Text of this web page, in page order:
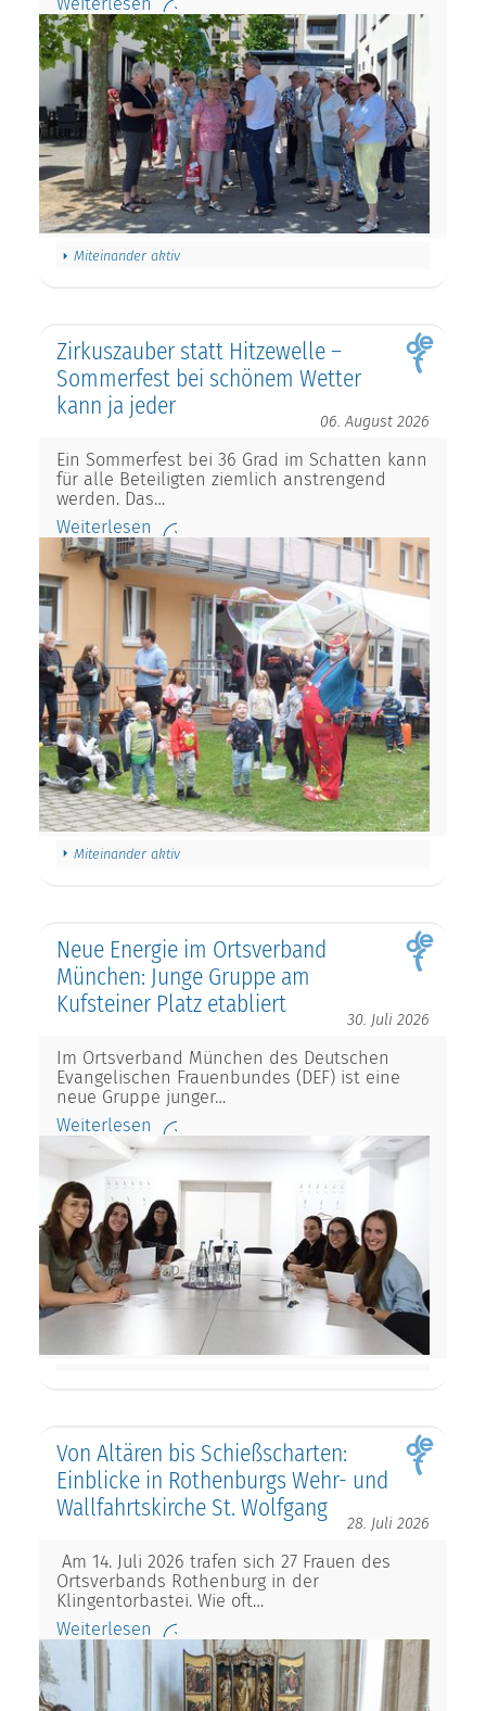
Miteinander aktiv
Zirkuszauber statt Hitzewelle –
Sommerfest bei schönem Wetter
kann ja jeder
06. August 2026
Ein Sommerfest bei 36 Grad im Schatten kann
für alle Beteiligten ziemlich anstrengend
werden. Das…
Weiterlesen
Miteinander aktiv
Neue Energie im Ortsverband
München: Junge Gruppe am
Kufsteiner Platz etabliert
30. Juli 2026
Im Ortsverband München des Deutschen
Evangelischen Frauenbundes (DEF) ist eine
neue Gruppe junger…
Weiterlesen
Von Altären bis Schießscharten:
Einblicke in Rothenburgs Wehr- und
Wallfahrtskirche St. Wolfgang
28. Juli 2026
Am 14. Juli 2026 trafen sich 27 Frauen des
Ortsverbands Rothenburg in der
Klingentorbastei. Wie oft…
Weiterlesen